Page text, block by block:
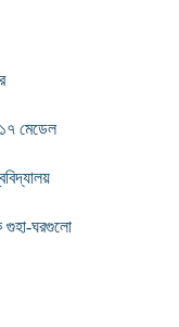
১৭ মেডেল
গুহা-ঘরগুলো